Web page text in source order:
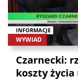
INFORMACJE
WYWIAD
Czarnecki:
koszty życia